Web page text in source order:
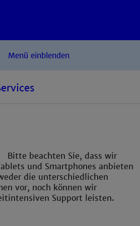
Menü einblenden
Bitte beachten Sie, dass wir
und Smartphones anbieten
die unterschiedlichen
vor, noch können wir
Support leisten.